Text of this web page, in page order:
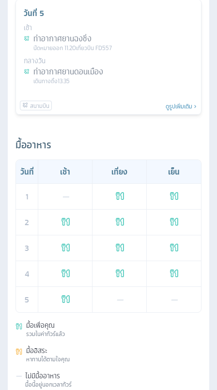
วันที่ 5
เช้า
ท่าอากาศยานฉงชิ่ง
นัดหมายออก11.20เที่ยวบิน FD557
กลางวัน
ท่าอากาศยานดอนเมือง
เดินทางถึง13.35
ดูรูปเพิ่มเติม
มื้ออาหาร
วันที่ เช้า เที่ยง
เย็น
1
—
2
3
4
5 — —
มื้อเพื่อคุณ
รวมในค่าทัวร์แล้ว
มื้ออิสระ
หาทานได้ตามใจคุณ
— ไม่มีมื้ออาหาร
มื้อนี้อยู่นอกเวลาทัวร์